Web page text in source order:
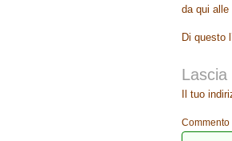
da qui alle
Di questo
Il tuo
Commento